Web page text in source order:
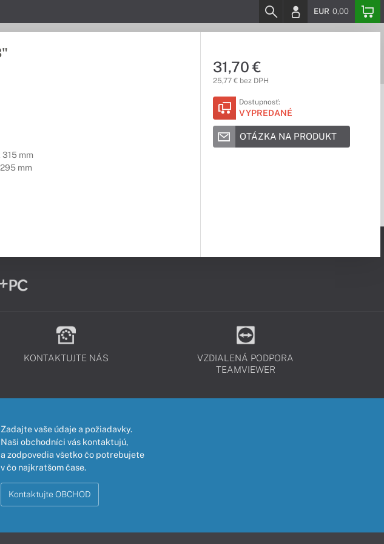
EUR 0,00
mm
mm
31,70 €
25,77 € bez DPH
Dostupnosť:
VYPREDANÉ
OTÁZKA NA PRODUKT
KONTAKTUJTE NÁS
VZDIALENÁ PODPORA
TEAMVIEWER
Zadajte vaše údaje a požiadavky.
Naši obchodníci vás kontaktujú,
a zodpovedia všetko čo potrebujete
v čo najkratšom čase.
Kontaktujte OBCHOD